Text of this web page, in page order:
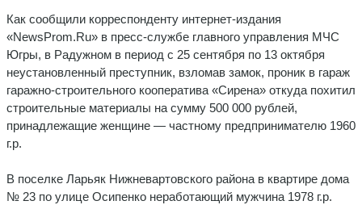
Как сообщили корреспонденту интернет-издания
«NewsProm.Ru» в пресс-службе главного управления МЧС
Югры, в Радужном в период с 25 сентября по 13 октября
неустановленный преступник, взломав замок, проник в гараж
гаражно-строительного кооператива «Сирена» откуда похитил
строительные материалы на сумму 500 000 рублей,
принадлежащие женщине — частному предпринимателю 1960
г.р.
В поселке Ларьяк Нижневартовского района в квартире дома
№ 23 по улице Осипенко неработающий мужчина 1978 г.р.